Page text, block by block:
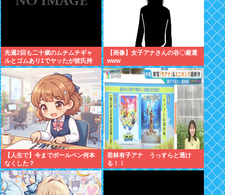
先週2回も二十歳のムチムチギャ
ルとゴムあり1でヤッたが彼氏持
ちと判明して脳破壊されとる
【画像】女子アナさんの谷〇厳選
www
【人生で】今までボールペン何本
なくした？
若林有子アナ うっすらと透け
る！！